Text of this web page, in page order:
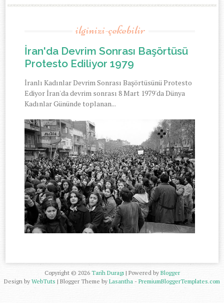
ilginizi-çekebilir
İran'da Devrim Sonrası Başörtüsü
Protesto Ediliyor 1979
İranlı Kadınlar Devrim Sonrası Başörtüsünü Protesto
Ediyor İran'da devrim sonrası 8 Mart 1979'da Dünya
Kadınlar Gününde toplanan...
Copyright © 2026 Tarih Duragı| Powered by Blogger
Design by WebTuts | Blogger Theme by Lasantha - PremiumBloggerTemplates.com